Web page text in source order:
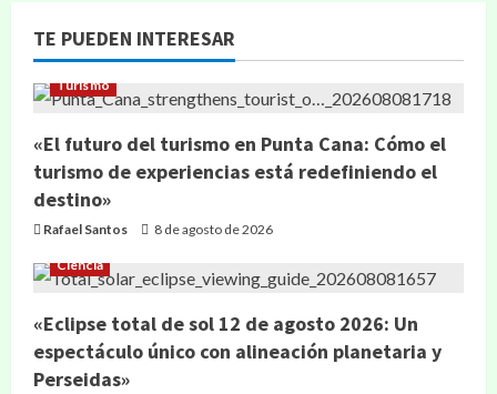
TE PUEDEN INTERESAR
Turismo
«El futuro del turismo en Punta Cana: Cómo el
turismo de experiencias está redefiniendo el
destino»
Rafael Santos 8 de agosto de 2026
Ciencia
«Eclipse total de sol 12 de agosto 2026: Un
espectáculo único con alineación planetaria y
Perseidas»